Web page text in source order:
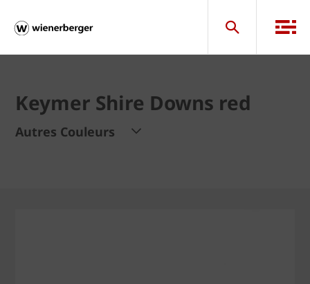
Keymer Shire Downs red
Autres Couleurs